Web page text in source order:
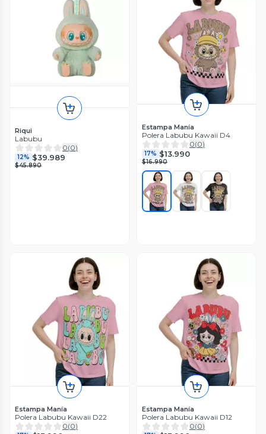
Riqui
Labubu
0(0)
12% $39.989
$45.890
Estampa Manía
Polera Labubu Kawaii D4
0(0)
17% $13.990
$16.990
Estampa Manía
Polera Labubu Kawaii D22
0(0)
Estampa Manía
Polera Labubu Kawaii D12
0(0)